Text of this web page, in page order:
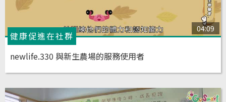
04:09
健康促進在社群
newlife.330 與新生農場的服務使用者